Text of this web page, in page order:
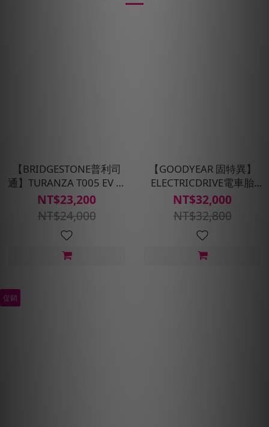
【BRIDGESTONE普利司
通】TURANZA T005 EV 電
車胎 235/45R18_四入組
(含安裝定位平衡)
NT$23,200
NT$24,000
【GOODYEAR 固特異】
ELECTRICDRIVE電車胎
255/45R20四入組-含安裝
定位平衡
NT$32,000
NT$32,800
促銷